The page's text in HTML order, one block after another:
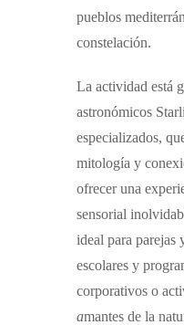
pueblos
constelación.
La actividad está
astronómicos
especializados,
mitología y
ofrecer una
sensorial
ideal para parejas
escolares y
corporativos o
amantes de la